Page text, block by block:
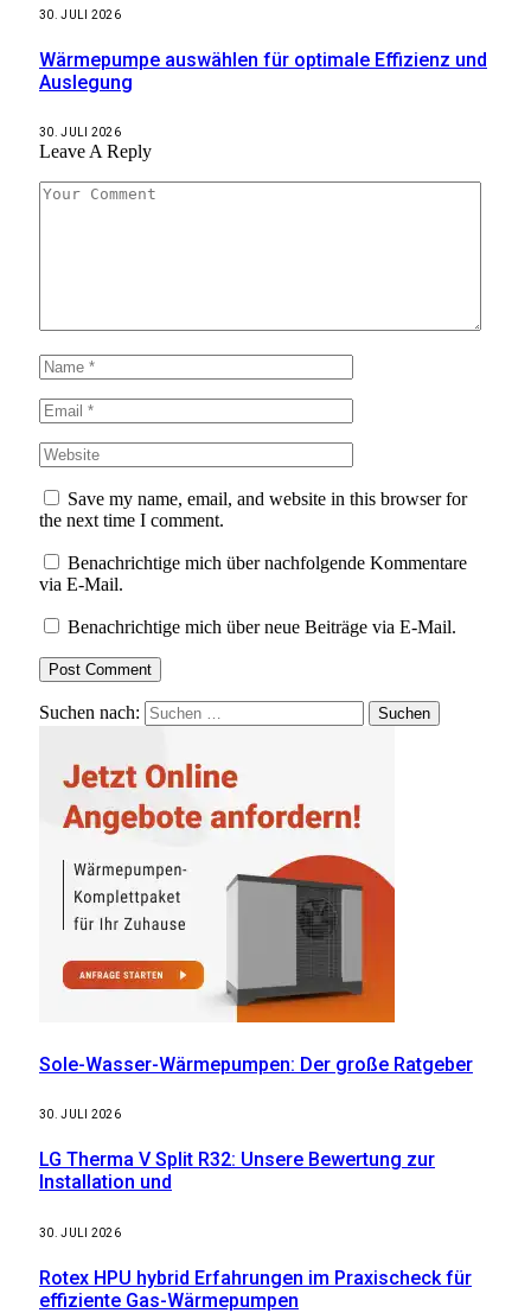
30. JULI 2026
Wärmepumpe auswählen für optimale Effizienz und
Auslegung
30. JULI 2026
Leave A Reply
Save my name, email, and website in this browser for
the next time I comment.
Benachrichtige mich über nachfolgende Kommentare
via E-Mail.
Benachrichtige mich über neue Beiträge via E-Mail.
Suchen nach:
Sole-Wasser-Wärmepumpen: Der große Ratgeber
30. JULI 2026
LG Therma V Split R32: Unsere Bewertung zur
Installation und
30. JULI 2026
Rotex HPU hybrid Erfahrungen im Praxischeck für
effiziente Gas-Wärmepumpen